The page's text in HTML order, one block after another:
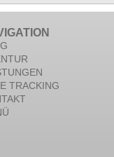
TRACKING